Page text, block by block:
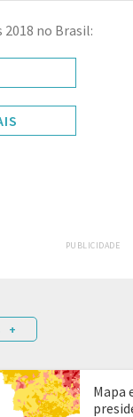
no Brasil:
PUBLICIDADE
+
Mapa